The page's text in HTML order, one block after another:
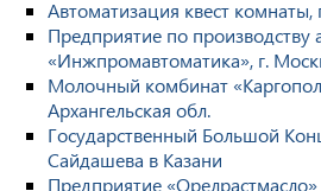
Автоматизация квест комнаты,
Предприятие по производству
«Инжпромавтоматика», г.
Молочный комбинат
Архангельская обл.
Государственный Большой
Сайдашева в Казани
Предприятие «Орелрастмасло»